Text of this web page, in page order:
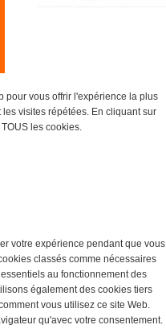
pour vous offrir l'expérience la plus
visites répétées. En cliquant sur
les cookies.
votre expérience pendant que vous
classés comme nécessaires
au fonctionnement des
également des cookies tiers
vous utilisez ce site Web.
qu'avec votre consentement.